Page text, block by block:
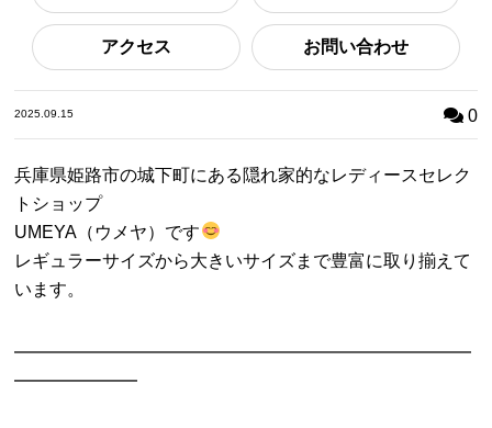
アクセス お問い合わせ
2025.09.15 0
兵庫県姫路市の城下町にある隠れ家的なレディースセレク
トショップ
UMEYA（ウメヤ）です
レギュラーサイズから大きいサイズまで豊富に取り揃えて
います。
━━━━━━━━━━━━━━━━━━━━━━━━━━
━━━━━━━